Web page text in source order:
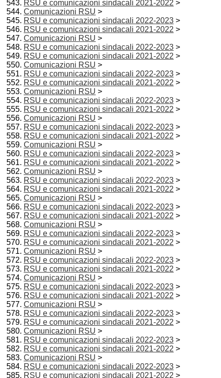
RSU e comunicazioni sindacali 2021-2022 >
Comunicazioni RSU >
RSU e comunicazioni sindacali 2022-2023 >
RSU e comunicazioni sindacali 2021-2022 >
Comunicazioni RSU >
RSU e comunicazioni sindacali 2022-2023 >
RSU e comunicazioni sindacali 2021-2022 >
Comunicazioni RSU >
RSU e comunicazioni sindacali 2022-2023 >
RSU e comunicazioni sindacali 2021-2022 >
Comunicazioni RSU >
RSU e comunicazioni sindacali 2022-2023 >
RSU e comunicazioni sindacali 2021-2022 >
Comunicazioni RSU >
RSU e comunicazioni sindacali 2022-2023 >
RSU e comunicazioni sindacali 2021-2022 >
Comunicazioni RSU >
RSU e comunicazioni sindacali 2022-2023 >
RSU e comunicazioni sindacali 2021-2022 >
Comunicazioni RSU >
RSU e comunicazioni sindacali 2022-2023 >
RSU e comunicazioni sindacali 2021-2022 >
Comunicazioni RSU >
RSU e comunicazioni sindacali 2022-2023 >
RSU e comunicazioni sindacali 2021-2022 >
Comunicazioni RSU >
RSU e comunicazioni sindacali 2022-2023 >
RSU e comunicazioni sindacali 2021-2022 >
Comunicazioni RSU >
RSU e comunicazioni sindacali 2022-2023 >
RSU e comunicazioni sindacali 2021-2022 >
Comunicazioni RSU >
RSU e comunicazioni sindacali 2022-2023 >
RSU e comunicazioni sindacali 2021-2022 >
Comunicazioni RSU >
RSU e comunicazioni sindacali 2022-2023 >
RSU e comunicazioni sindacali 2021-2022 >
Comunicazioni RSU >
RSU e comunicazioni sindacali 2022-2023 >
RSU e comunicazioni sindacali 2021-2022 >
Comunicazioni RSU >
RSU e comunicazioni sindacali 2022-2023 >
RSU e comunicazioni sindacali 2021-2022 >